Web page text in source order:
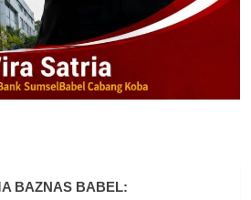
BAZNAS BABEL: